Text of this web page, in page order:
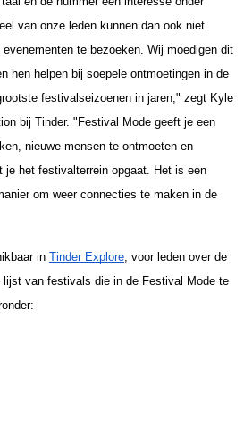
van onze leden kunnen dan ook niet
te bezoeken. Wij moedigen dit
hen helpen bij soepele ontmoetingen in de
festivalseizoenen in jaren," zegt Kyle
bij Tinder. "Festival Mode geeft je een
nieuwe mensen te ontmoeten en
je het festivalterrein opgaat. Het is een
om weer connecties te maken in de
in Tinder Explore , voor leden over de
lijst van festivals die in de Festival Mode te